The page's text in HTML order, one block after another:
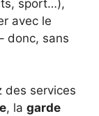
sport…),
avec le
donc, sans
des services
, la garde